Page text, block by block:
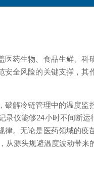
生物、食品生鲜、科
全风险的关键支撑，
冷链管理中的温度监
仪能够24小时不间断
。无论是医药领域的
源头规避温度波动带来